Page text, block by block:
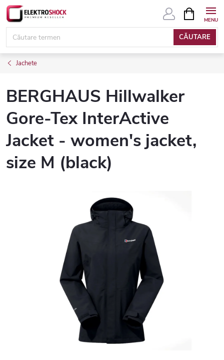
Treci
conținut
CĂUTARE
COŞ
DE
Jachete
BERGHAUS Hillwalker
Gore-Tex InterActive
Jacket - women's jacket,
size M (black)